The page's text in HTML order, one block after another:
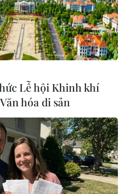
hồi nhanh chóng,
kinh tế, tiếp tục là
của nền kinh tế khu
Lễ hội Khinh khí
hóa di sản